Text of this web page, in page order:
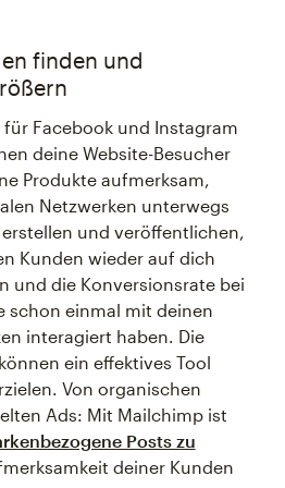
finden und
für Facebook und Instagram
deine Website-Besucher
Produkte aufmerksam,
Netzwerken unterwegs
und veröffentlichen,
Kunden wieder auf dich
und die Konversionsrate bei
schon einmal mit deinen
interagiert haben. Die
ein effektives Tool
Von organischen
Ads: Mit Mailchimp ist
Posts zu
deiner Kunden